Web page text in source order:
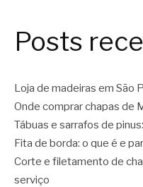
Posts
Loja de madeiras em São
Onde comprar chapas de
Tábuas e sarrafos de
Fita de borda: o que é e
Corte e filetamento de
serviço